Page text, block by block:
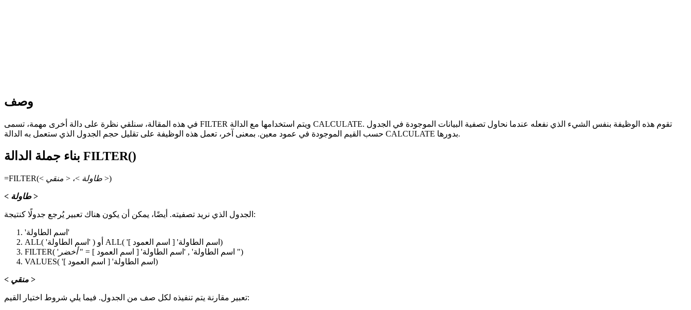
وصف
في هذه المقالة، سنلقي نظرة على دالة أخرى مهمة، تسمى FILTER ويتم استخدامها مع الدالة CALCULATE. تقوم هذه الوظيفة بنفس الشيء الذي نفعله عندما نحاول تصفية البيانات الموجودة في الجدول
حسب القيم الموجودة في عمود معين. بمعنى آخر، تعمل هذه الوظيفة على تقليل حجم الجدول الذي ستعمل به الدالة CALCULATE بدورها.
بناء جملة الدالة FILTER()
=FILTER(< طاولة >، < >)
< طاولة>
الجدول الذي نريد تصفيته. أيضًا، يمكن أن يكون هناك تعبير يُرجع جدولًا كنتيجة:
'اسم الطاولة'
ALL(
'اسم الطاولة' ) أو ALL( 'اسم الطاولة' [ اسم العمود
])
FILTER(
'اسم الطاولة' , 'اسم الطاولة' [ اسم العمود ] = "
")
VALUES(
'اسم الطاولة' [ اسم العمود ])
< >
تعبير مقارنة يتم تنفيذه لكل صف من الجدول. فيما يلي شروط اختيار القيم: